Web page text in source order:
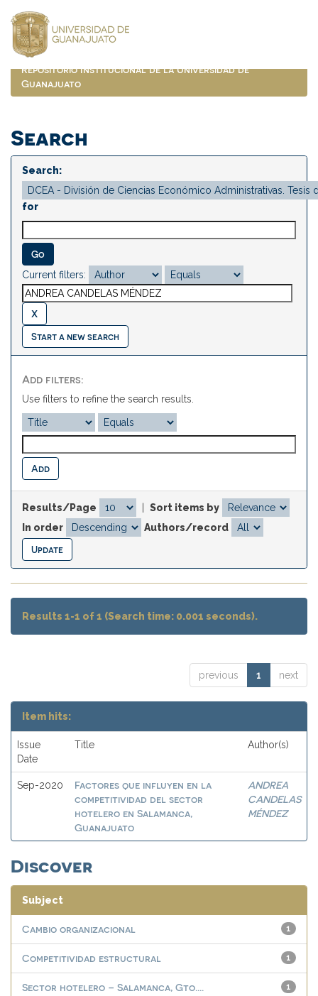
navigation
Repositorio Institucional de la Universidad de
Guanajuato
Search
Search:
for
Current filters:
Start a new search
Add filters:
Use filters to refine the search results.
Results/Page
Sort items by
In order
Authors/record
Results 1-1 of 1 (Search time: 0.001 seconds).
previous 1 next
Item hits:
Issue
Date
Title Author(s)
Sep-2020
Factores que influyen en la
competitividad del sector
hotelero en Salamanca,
Guanajuato
ANDREA
CANDELAS
MÉNDEZ
Discover
Subject
1
Cambio organizacional
1
Competitividad estructural
1
Sector hotelero – Salamanca, Gto....